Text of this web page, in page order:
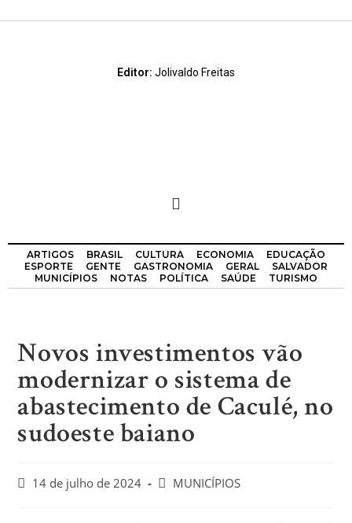
Editor: Jolivaldo Freitas
ARTIGOS BRASIL CULTURA ECONOMIA
EDUCAÇÃO
ESPORTE
GENTE GASTRONOMIA GERAL
SALVADOR
MUNICÍPIOS
NOTAS POLÍTICA SAÚDE TURISMO
Novos investimentos vão
modernizar o sistema de
abastecimento de Caculé, no
sudoeste baiano
14 de julho de 2024 MUNICÍPIOS